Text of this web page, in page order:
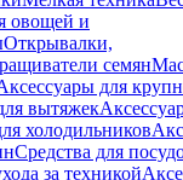
овощей и
Открывалки,
семян
для
вытяжек
холодильников
Средства для
за техникой